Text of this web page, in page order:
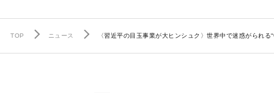
TOP ニュース 〈習近平の目玉事業が大ヒンシュク〉世界中で迷惑がられ